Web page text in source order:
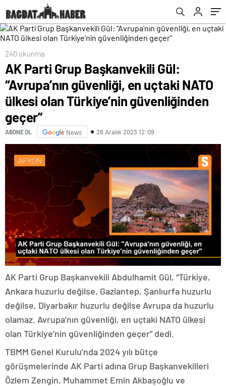
Türkiye’nin güvenliğinden geçer”
240 okunma
AK Parti Grup Başkanvekili Gül:
“Avrupa’nın güvenliği, en uçtaki NATO
ülkesi olan Türkiye’nin güvenliğinden
geçer”
ABONE OL News 26 Aralık 2023 12:09
AK Parti Grup Başkanvekili Abdulhamit Gül, “Türkiye,
Ankara huzurlu değilse, Gaziantep, Şanlıurfa huzurlu
değilse, Diyarbakır huzurlu değilse Avrupa da huzurlu
olamaz. Avrupa’nın güvenliği, en uçtaki NATO ülkesi
olan Türkiye’nin güvenliğinden geçer” dedi.
TBMM Genel Kurulu’nda 2024 yılı bütçe
görüşmelerinde AK Parti adına Grup Başkanvekilleri
Özlem Zengin, Muhammet Emin Akbaşoğlu ve